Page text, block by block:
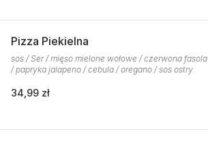
Pizza Piekielna
sos / Ser / mięso mielone wołowe / czerwona fasola
/ papryka jalapeno / cebula / oregano / sos ostry
34,99 zł